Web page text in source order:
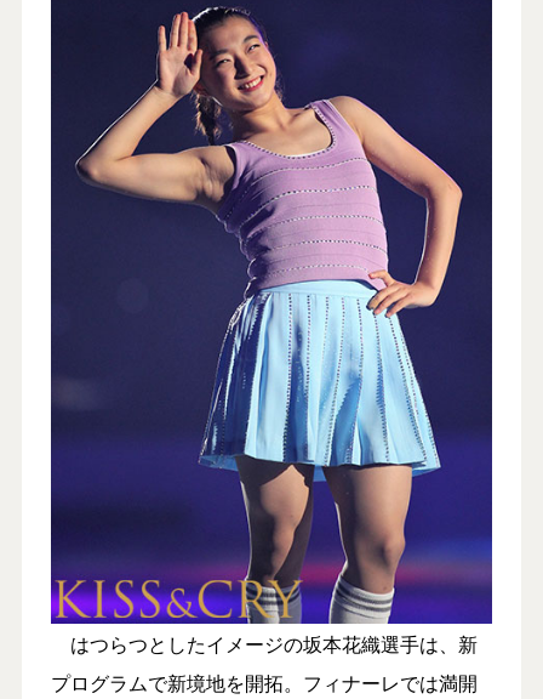
はつらつとしたイメージの坂本花織選手は、新
プログラムで新境地を開拓。フィナーレでは満開